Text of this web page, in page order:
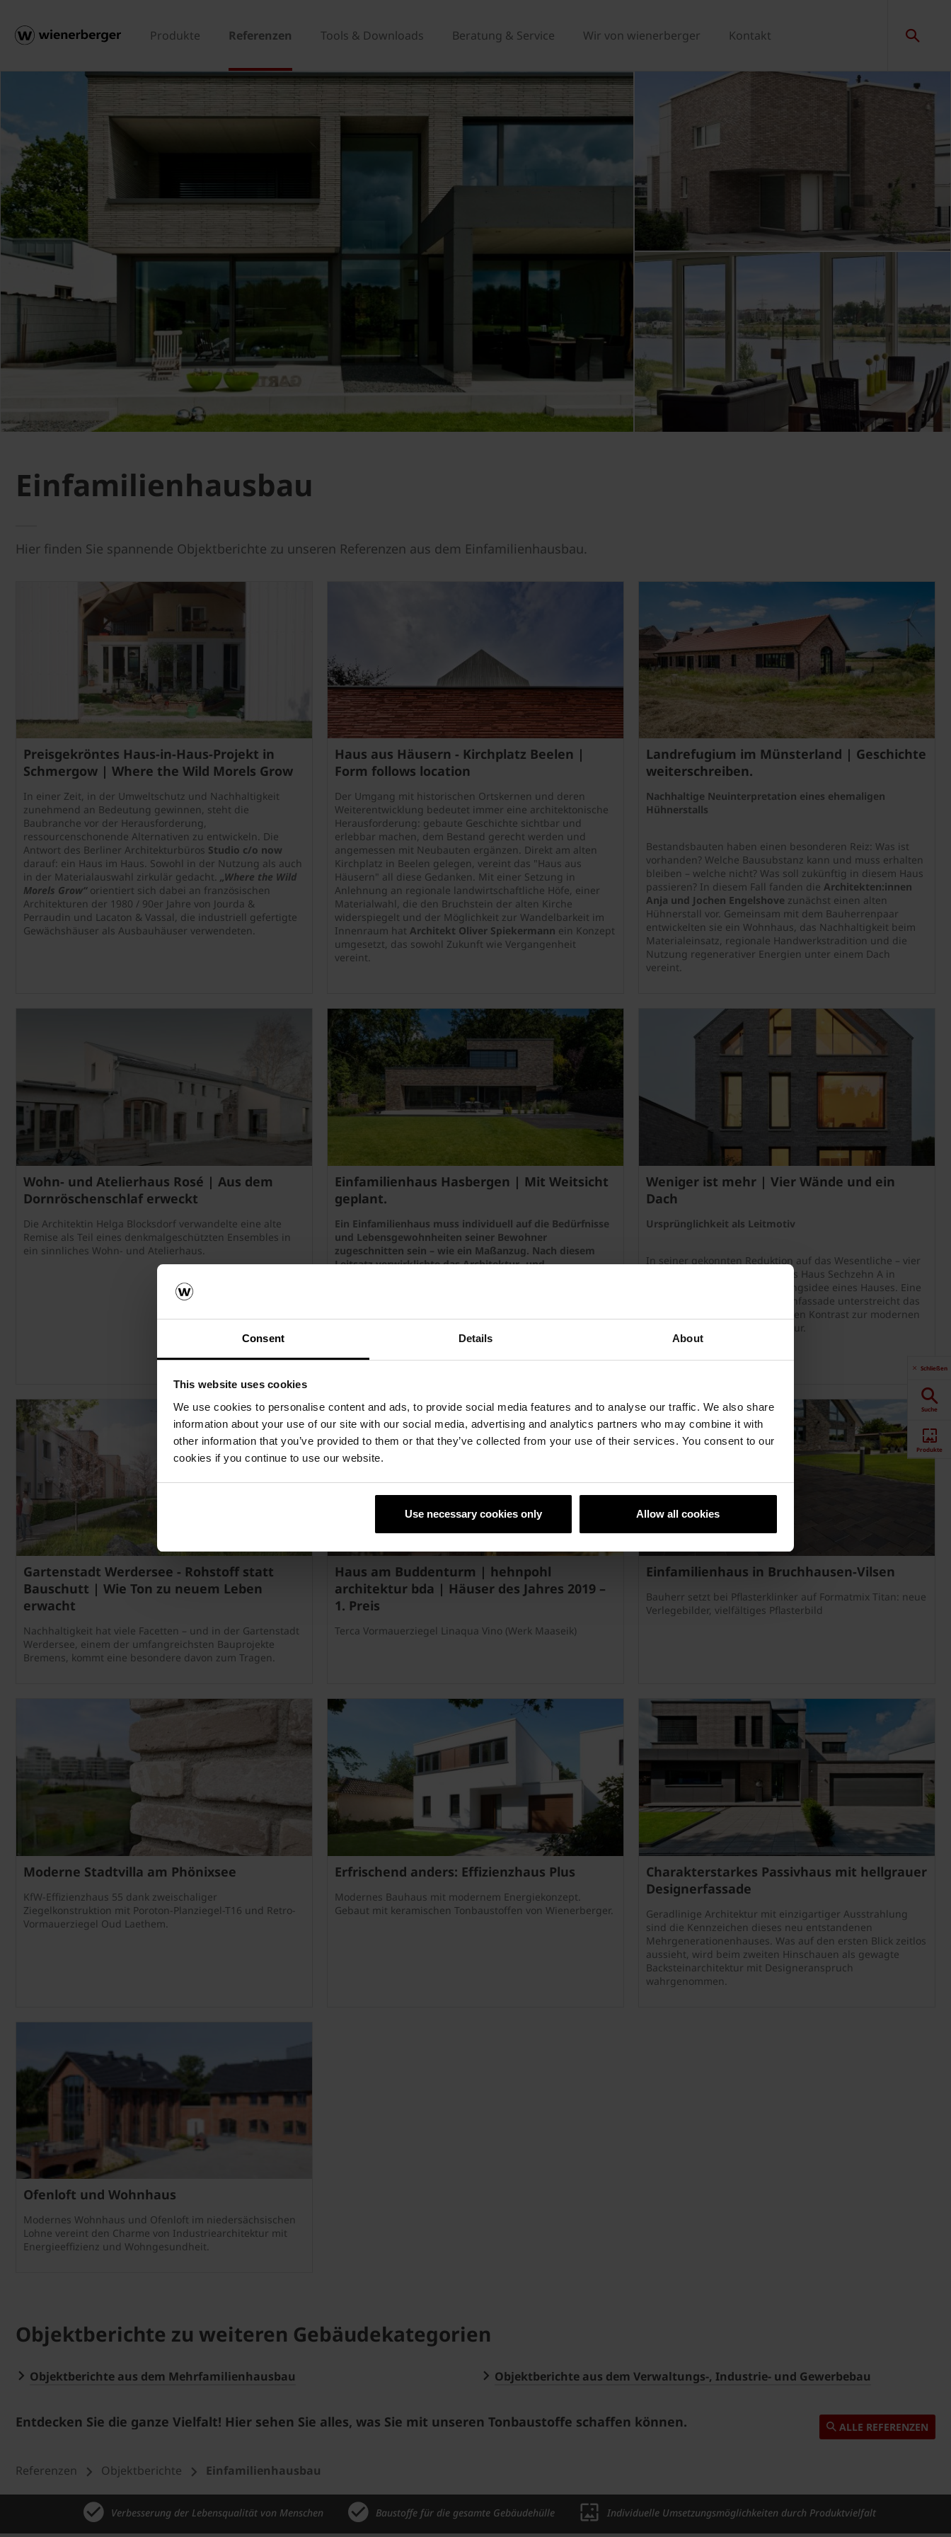
Consent Details About
This website uses cookies
We use cookies to personalise content and ads, to provide social media features and to analyse our traffic. We also share
information about your use of our site with our social media, advertising and analytics partners who may combine it with
other information that you’ve provided to them or that they’ve collected from your use of their services. You consent to our
cookies if you continue to use our website.
Use necessary cookies only Allow all cookies
Produkte Referenzen Tools & Downloads Beratung & Service Wir von wienerberger Kontakt
Einfamilienhausbau
Hier finden Sie spannende Objektberichte zu unseren Referenzen aus dem Einfamilienhausbau.
Preisgekröntes Haus-in-Haus-Projekt in
Schmergow | Where the Wild Morels Grow
In einer Zeit, in der Umweltschutz und Nachhaltigkeit
zunehmend an Bedeutung gewinnen, steht die
Baubranche vor der Herausforderung,
ressourcenschonende Alternativen zu entwickeln. Die
Antwort des Berliner Architekturbüros Studio c/o now
darauf: ein Haus im Haus. Sowohl in der Nutzung als auch
in der Materialauswahl zirkulär gedacht. „Where the Wild
Morels Grow“orientiert sich dabei an französischen
Architekturen der 1980 / 90er Jahre von Jourda &
Perraudin und Lacaton & Vassal, die industriell gefertigte
Gewächshäuser als Ausbauhäuser verwendeten.
Haus aus Häusern - Kirchplatz Beelen |
Form follows location
Der Umgang mit historischen Ortskernen und deren
Weiterentwicklung bedeutet immer eine architektonische
Herausforderung: gebaute Geschichte sichtbar und
erlebbar machen, dem Bestand gerecht werden und
angemessen mit Neubauten ergänzen. Direkt am alten
Kirchplatz in Beelen gelegen, vereint das "Haus aus
Häusern" all diese Gedanken. Mit einer Setzung in
Anlehnung an regionale landwirtschaftliche Höfe, einer
Materialwahl, die den Bruchstein der alten Kirche
widerspiegelt und der Möglichkeit zur Wandelbarkeit im
Innenraum hat Architekt Oliver Spiekermann ein Konzept
umgesetzt, das sowohl Zukunft wie Vergangenheit
vereint.
Landrefugium im Münsterland | Geschichte
weiterschreiben.
Nachhaltige Neuinterpretation eines ehemaligen
Hühnerstalls
Bestandsbauten haben einen besonderen Reiz: Was ist
vorhanden? Welche Bausubstanz kann und muss erhalten
bleiben – welche nicht? Was soll zukünftig in diesem Haus
passieren? In diesem Fall fanden die Architekten:innen
Anja und Jochen Engelshove zunächst einen alten
Hühnerstall vor. Gemeinsam mit dem Bauherrenpaar
entwickelten sie ein Wohnhaus, das Nachhaltigkeit beim
Materialeinsatz, regionale Handwerkstradition und die
Nutzung regenerativer Energien unter einem Dach
vereint.
Wohn- und Atelierhaus Rosé | Aus dem
Dornröschenschlaf erweckt
Die Architektin Helga Blocksdorf verwandelte eine alte
Remise als Teil eines denkmalgeschützten Ensembles in
ein sinnliches Wohn- und Atelierhaus.
Einfamilienhaus Hasbergen | Mit Weitsicht
geplant.
Ein Einfamilienhaus muss individuell auf die Bedürfnisse
und Lebensgewohnheiten seiner Bewohner
zugeschnitten sein – wie ein Maßanzug. Nach diesem
Leitsatz verwirklichte das Architektur- und
mit einem zweischaligen Mauerwerk aus Poroton-
ihren extraschlanken Maßen für CO2-Reduktion und
Raumgewinn.
Weniger ist mehr | Vier Wände und ein
Dach
Ursprünglichkeit als Leitmotiv
In seiner gekonnten Reduktion auf das Wesentliche – vier
Wände und ein Dach – folgt das Haus Sechzehn A in
Bergisch Gladbach der Ursprungsidee eines Hauses. Eine
archaisch anmutende Backsteinfassade unterstreicht das
Leitmotiv und bildet zugleich den Kontrast zur modernen
Schlichtheit der Gebäudekubatur.
Gartenstadt Werdersee - Rohstoff statt
Bauschutt | Wie Ton zu neuem Leben
erwacht
Nachhaltigkeit hat viele Facetten – und in der Gartenstadt
Werdersee, einem der umfangreichsten Bauprojekte
Bremens, kommt eine besondere davon zum Tragen.
Haus am Buddenturm | hehnpohl
architektur bda | Häuser des Jahres 2019 –
1. Preis
Terca Vormauerziegel Linaqua Vino (Werk Maaseik)
Einfamilienhaus in Bruchhausen-Vilsen
Bauherr setzt bei Pflasterklinker auf Formatmix Titan: neue
Verlegebilder, vielfältiges Pflasterbild
Moderne Stadtvilla am Phönixsee
KfW-Effizienzhaus 55 dank zweischaliger
Ziegelkonstruktion mit Poroton-Planziegel-T16 und Retro-
Vormauerziegel Oud Laethem.
Erfrischend anders: Effizienzhaus Plus
Modernes Bauhaus mit modernem Energiekonzept.
Gebaut mit keramischen Tonbaustoffen von Wienerberger.
Charakterstarkes Passivhaus mit hellgrauer
Designerfassade
Geradlinige Architektur mit einzigartiger Ausstrahlung
sind die Kennzeichen dieses neu entstandenen
Mehrgenerationenhauses. Was auf den ersten Blick zeitlos
aussieht, wird beim zweiten Hinschauen als gewagte
Backsteinarchitektur mit Designeranspruch
wahrgenommen.
Ofenloft und Wohnhaus
Modernes Wohnhaus und Ofenloft im niedersächsischen
Lohne vereint den Charme von Industriearchitektur mit
Energieeffizienz und Wohngesundheit.
Objektberichte zu weiteren Gebäudekategorien
Objektberichte aus dem Mehrfamilienhausbau Objektberichte aus dem Verwaltungs-, Industrie- und Gewerbebau
Entdecken Sie die ganze Vielfalt! Hier sehen Sie alles, was Sie mit unseren Tonbaustoffe schaffen können. ALLE REFERENZEN
Schließen
Suche
Produkte
Referenzen Objektberichte Einfamilienhausbau
Verbesserung der Lebensqualität von Menschen Baustoffe für die gesamte Gebäudehülle Individuelle Umsetzungsmöglichkeiten durch Produktvielfalt